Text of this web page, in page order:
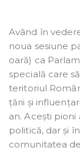
Având în
noua sesiune
oară) ca
specială care
teritoriul
țării și
an. Acești
politică, dar și
comunitatea